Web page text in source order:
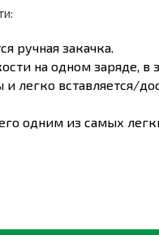
ручная закачка.
на одном заряде, в
вставляется/
одним из самых